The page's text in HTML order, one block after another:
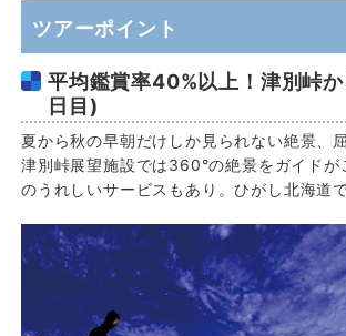
ツアーポイント
平均鑑賞率40%以上！津別峠
日目)
夏から秋の早朝だけしか見られない絶景、
津別峠展望施設では360°の絶景をガイド
のうれしいサービスもあり。ひがし北海道